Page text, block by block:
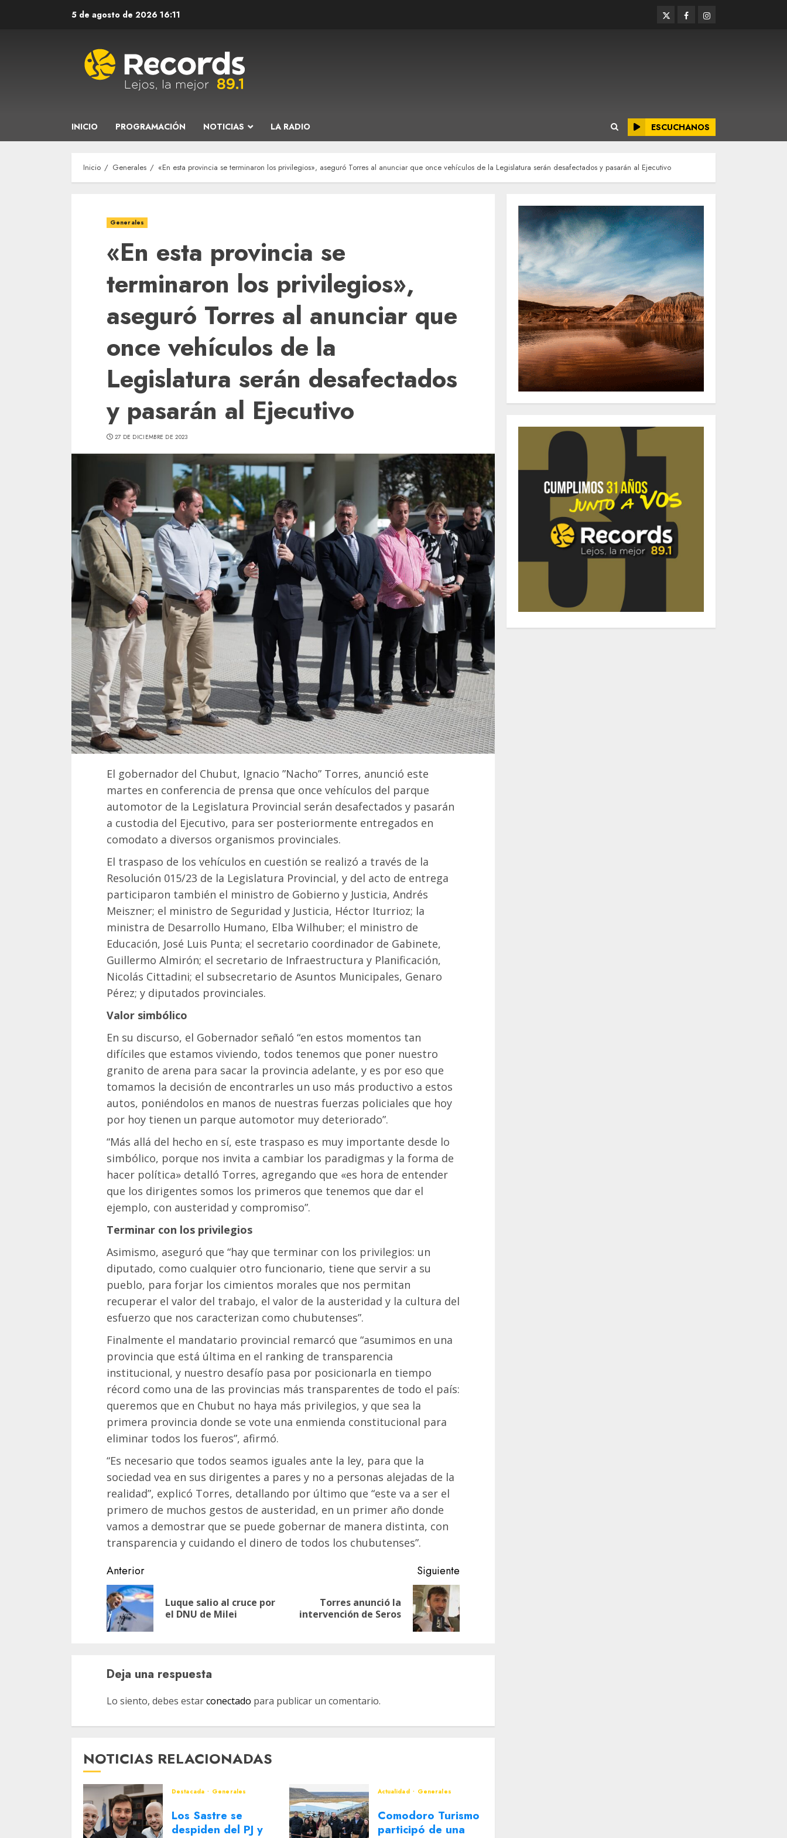
5 de agosto de 2026 16:11 TwitterFacebookInstagram
INICIO PROGRAMACIÓN NOTICIAS LA RADIO ESCUCHANOS
Inicio Generales «En esta provincia se terminaron los privilegios», aseguró Torres al anunciar que once vehículos de la Legislatura serán desafectados y pasarán al Ejecutivo
Generales
«En esta provincia se
terminaron los privilegios»,
aseguró Torres al anunciar que
once vehículos de la
Legislatura serán desafectados
y pasarán al Ejecutivo
27 DE DICIEMBRE DE 2023
El gobernador del Chubut, Ignacio ”Nacho” Torres, anunció este
martes en conferencia de prensa que once vehículos del parque
automotor de la Legislatura Provincial serán desafectados y pasarán
a custodia del Ejecutivo, para ser posteriormente entregados en
comodato a diversos organismos provinciales.
El traspaso de los vehículos en cuestión se realizó a través de la
Resolución 015/23 de la Legislatura Provincial, y del acto de entrega
participaron también el ministro de Gobierno y Justicia, Andrés
Meiszner; el ministro de Seguridad y Justicia, Héctor Iturrioz; la
ministra de Desarrollo Humano, Elba Wilhuber; el ministro de
Educación, José Luis Punta; el secretario coordinador de Gabinete,
Guillermo Almirón; el secretario de Infraestructura y Planificación,
Nicolás Cittadini; el subsecretario de Asuntos Municipales, Genaro
Pérez; y diputados provinciales.
Valor simbólico
En su discurso, el Gobernador señaló “en estos momentos tan
difíciles que estamos viviendo, todos tenemos que poner nuestro
granito de arena para sacar la provincia adelante, y es por eso que
tomamos la decisión de encontrarles un uso más productivo a estos
autos, poniéndolos en manos de nuestras fuerzas policiales que hoy
por hoy tienen un parque automotor muy deteriorado”.
“Más allá del hecho en sí, este traspaso es muy importante desde lo
simbólico, porque nos invita a cambiar los paradigmas y la forma de
hacer política» detalló Torres, agregando que «es hora de entender
que los dirigentes somos los primeros que tenemos que dar el
ejemplo, con austeridad y compromiso”.
Terminar con los privilegios
Asimismo, aseguró que “hay que terminar con los privilegios: un
diputado, como cualquier otro funcionario, tiene que servir a su
pueblo, para forjar los cimientos morales que nos permitan
recuperar el valor del trabajo, el valor de la austeridad y la cultura del
esfuerzo que nos caracterizan como chubutenses”.
Finalmente el mandatario provincial remarcó que “asumimos en una
provincia que está última en el ranking de transparencia
institucional, y nuestro desafío pasa por posicionarla en tiempo
récord como una de las provincias más transparentes de todo el país:
queremos que en Chubut no haya más privilegios, y que sea la
primera provincia donde se vote una enmienda constitucional para
eliminar todos los fueros”, afirmó.
“Es necesario que todos seamos iguales ante la ley, para que la
sociedad vea en sus dirigentes a pares y no a personas alejadas de la
realidad”, explicó Torres, detallando por último que “este va a ser el
primero de muchos gestos de austeridad, en un primer año donde
vamos a demostrar que se puede gobernar de manera distinta, con
transparencia y cuidando el dinero de todos los chubutenses”.
Navegación
de
entradas
Anterior
Entrada
anterior:
Luque salio al cruce por
el DNU de Milei
Siguiente
Siguiente
entrada:
Torres anunció la
intervención de Seros
Deja una respuesta
Lo siento, debes estarconectado para publicar un comentario.
NOTICIAS RELACIONADAS
Destacada Generales
Los Sastre se
despiden del PJ y
Actualidad Generales
Comodoro Turismo
participó de una